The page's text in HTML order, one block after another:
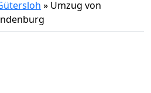
» Umzug von